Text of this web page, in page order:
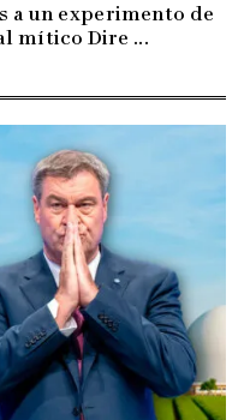
a un experimento de
mítico Dire ...